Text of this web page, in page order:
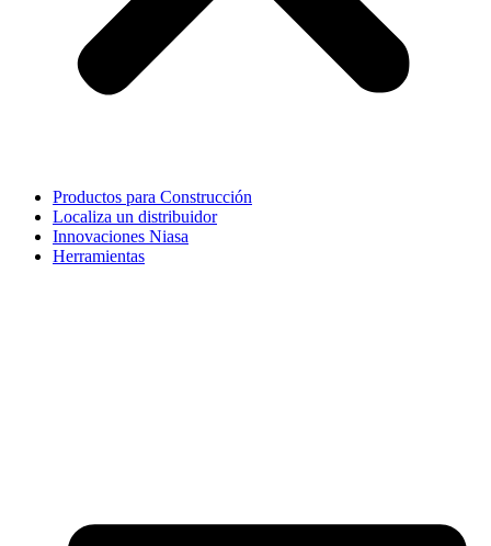
Productos para Construcción
Localiza un distribuidor
Innovaciones Niasa
Herramientas